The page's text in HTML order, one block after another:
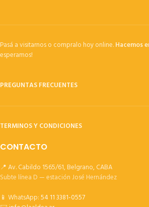
Pasá a visitarnos o compralo hoy online.Hacemos
esperamos!
PREGUNTAS FRECUENTES
TERMINOS Y CONDICIONES
CONTACTO
📍 Av. Cabildo 1565/61, Belgrano, CABA
Subte línea D — estación José Hernández
📱 WhatsApp:54 11 3381-0557